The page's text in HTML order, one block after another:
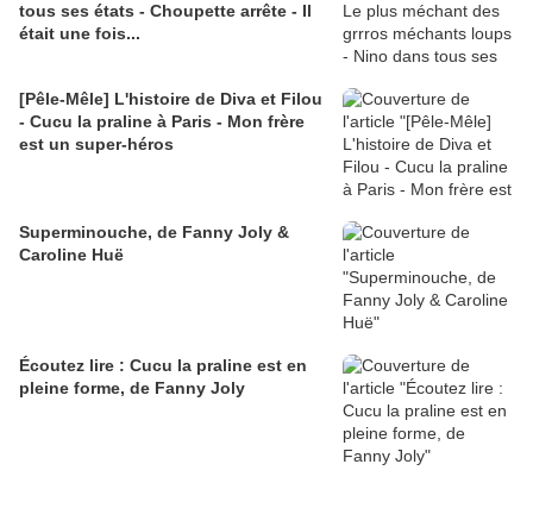
tous ses états - Choupette arrête - Il
était une fois...
[Pêle-Mêle] L'histoire de Diva et Filou
- Cucu la praline à Paris - Mon frère
est un super-héros
Superminouche, de Fanny Joly &
Caroline Huë
Écoutez lire : Cucu la praline est en
pleine forme, de Fanny Joly